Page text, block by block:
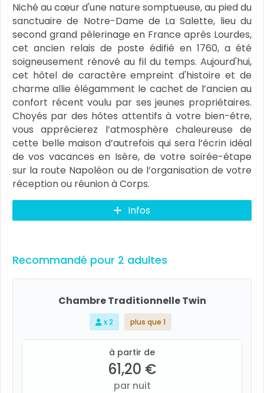
Niché au cœur d'une nature somptueuse, au pied du
sanctuaire de Notre-Dame de La Salette, lieu du
second grand pèlerinage en France après Lourdes,
cet ancien relais de poste édifié en 1760, a été
soigneusement rénové au fil du temps. Aujourd'hui,
cet hôtel de caractère empreint d'histoire et de
charme allie élégamment le cachet de l’ancien au
confort récent voulu par ses jeunes propriétaires.
Choyés par des hôtes attentifs à votre bien-être,
vous apprécierez l’atmosphère chaleureuse de
cette belle maison d’autrefois qui sera l’écrin idéal
de vos vacances en Isère, de votre soirée-étape
sur la route Napoléon ou de l’organisation de votre
réception ou réunion à Corps.
Infos
Recommandé pour 2 adultes
Chambre Traditionnelle Twin
x 2 plus que 1
à partir de
61,20 €
par nuit